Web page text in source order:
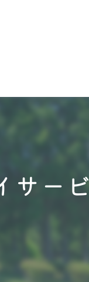
サー